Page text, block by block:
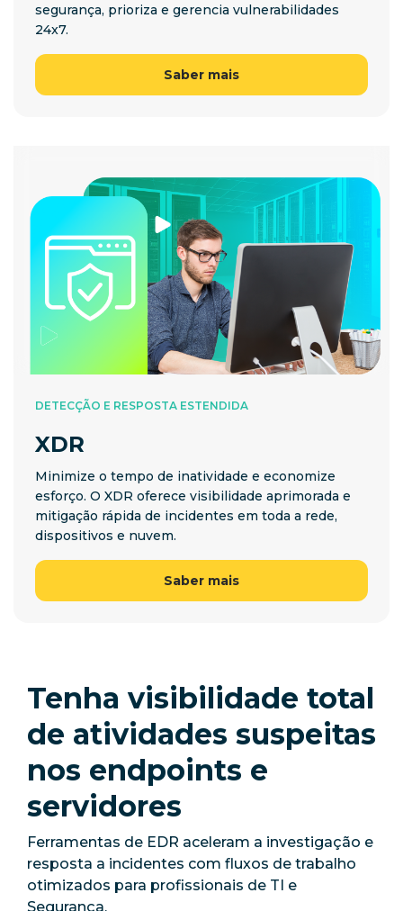
segurança, prioriza e gerencia vulnerabilidades
24x7.
Saber mais
DETECÇÃO E RESPOSTA ESTENDIDA
XDR
Minimize o tempo de inatividade e economize
esforço. O XDR oferece visibilidade aprimorada e
mitigação rápida de incidentes em toda a rede,
dispositivos e nuvem.
Saber mais
Tenha visibilidade total
de atividades suspeitas
nos endpoints e
servidores
Ferramentas de EDR aceleram a investigação e
resposta a incidentes com fluxos de trabalho
otimizados para profissionais de TI e
Segurança.